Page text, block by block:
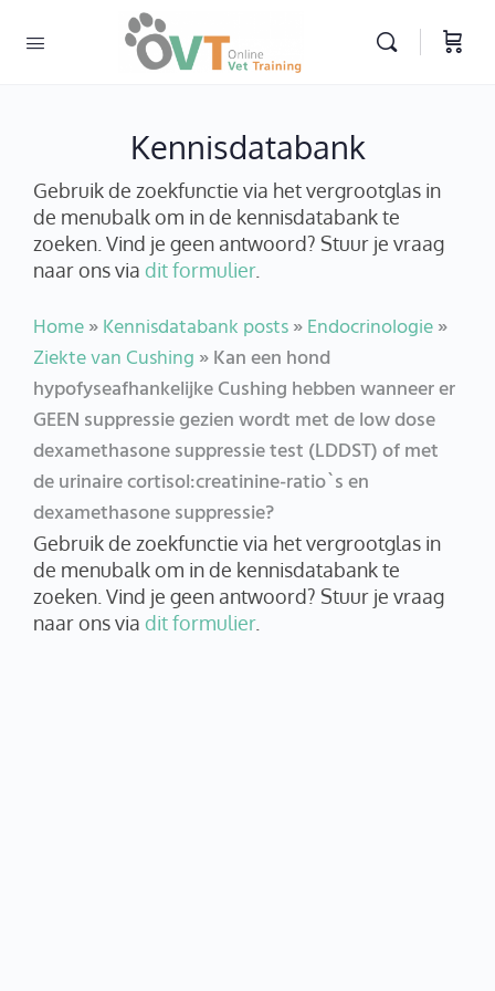
Kennisdatabank
Gebruik de zoekfunctie via het vergrootglas in
de menubalk om in de kennisdatabank te
zoeken. Vind je geen antwoord? Stuur je vraag
naar ons via dit formulier.
Home»Kennisdatabank posts»Endocrinologie»
Ziekte van Cushing »Kan een hond
hypofyseafhankelijke Cushing hebben wanneer er
GEEN suppressie gezien wordt met de low dose
dexamethasone suppressie test (LDDST) of met
de urinaire cortisol:creatinine-ratio`s en
dexamethasone suppressie?
Gebruik de zoekfunctie via het vergrootglas in
de menubalk om in de kennisdatabank te
zoeken. Vind je geen antwoord? Stuur je vraag
naar ons via dit formulier.